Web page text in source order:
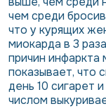
чем среди
что у курящих
миокарда в 3
причин
показывает, что
день 10 сигарет
числом